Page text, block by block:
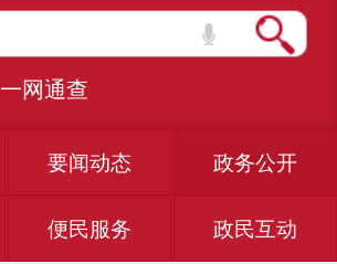
一网通查
要闻动态 政务公开
便民服务 政民互动